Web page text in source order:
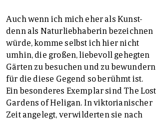
Auch wenn ich mich eher als Kunst-
denn als Naturliebhaberin bezeichnen
würde, komme selbst ich hier nicht
umhin, die großen, liebevoll gehegten
Gärten zu besuchen und zu bewundern
für die diese Gegend so berühmt ist.
Ein besonderes Exemplar sind The Lost
Gardens of Heligan. In viktorianischer
Zeit angelegt, verwilderten sie nach